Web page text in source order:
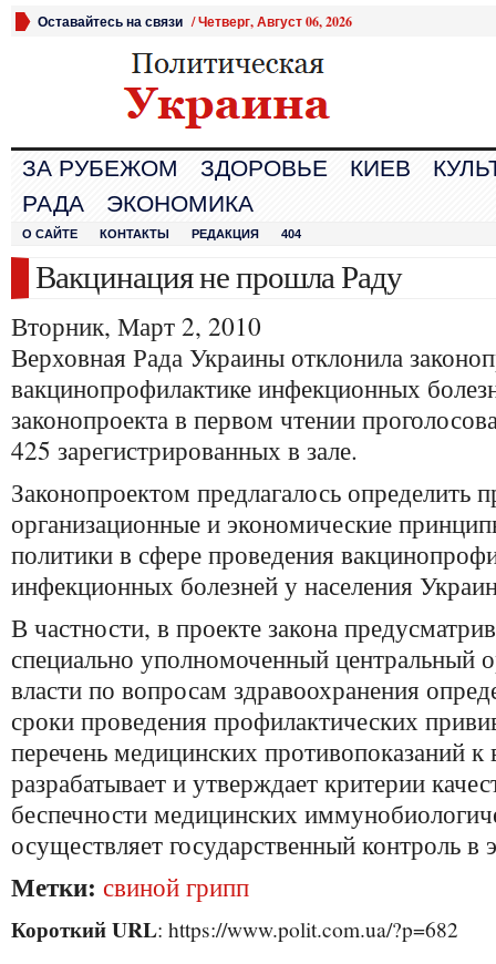
Оставайтесь на связи /Четверг, Август 06, 2026
ЗА РУБЕЖОМ ЗДОРОВЬЕ КИЕВ
РАДА
ЭКОНОМИКА
О САЙТЕ КОНТАКТЫ РЕДАКЦИЯ 404
Вакцинация не прошла Раду
Вторник, Март 2, 2010
Верховная Рада Украины отклонила
вакцинопрофилактике инфекционных
законопроекта в первом чтении
425 зарегистрированных в зале.
Законопроектом предлагалось определить
организационные и экономические
политики в сфере проведения
инфекционных болезней у населения
В частности, в проекте закона
специально уполномоченный центральный
власти по вопросам здравоохранения
сроки проведения профилактических
перечень медицинских противопоказаний к
разрабатывает и утверждает критерии
беспечности медицинских
осуществляет государственный контроль в
Метки: свиной грипп
Короткий URL: https://www.polit.com.ua/?p=682